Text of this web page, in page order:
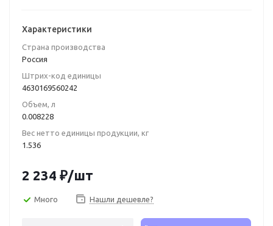
Характеристики
Страна производства
Poccия
Штрих-код единицы
4630169560242
Объем, л
0.008228
Вес нетто единицы продукции, кг
1.536
2 234 ₽/шт
Много Нашли дешевле?